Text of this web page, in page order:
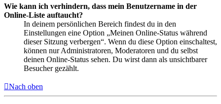
Wie kann ich verhindern, dass mein Benutzername in der
Online-Liste auftaucht?
In deinem persönlichen Bereich findest du in den
Einstellungen eine Option „Meinen Online-Status während
dieser Sitzung verbergen“. Wenn du diese Option einschaltest,
können nur Administratoren, Moderatoren und du selbst
deinen Online-Status sehen. Du wirst dann als unsichtbarer
Besucher gezählt.
Nach oben